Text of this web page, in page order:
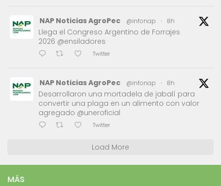
NAP Noticias AgroPec @infonap · 8h
Llega el Congreso Argentino de Forrajes
2026 @ensiladores
Twitter
NAP Noticias AgroPec @infonap · 8h
Desarrollaron una mortadela de jabalí para
convertir una plaga en un alimento con valor
agregado @uneroficial
Twitter
Load More
MÁS